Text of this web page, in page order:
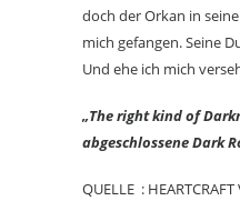
doch der Orkan in
mich gefangen. Seine
Und ehe ich mich
„The right kind of
abgeschlossene Dark
QUELLE : HEARTCRAFT